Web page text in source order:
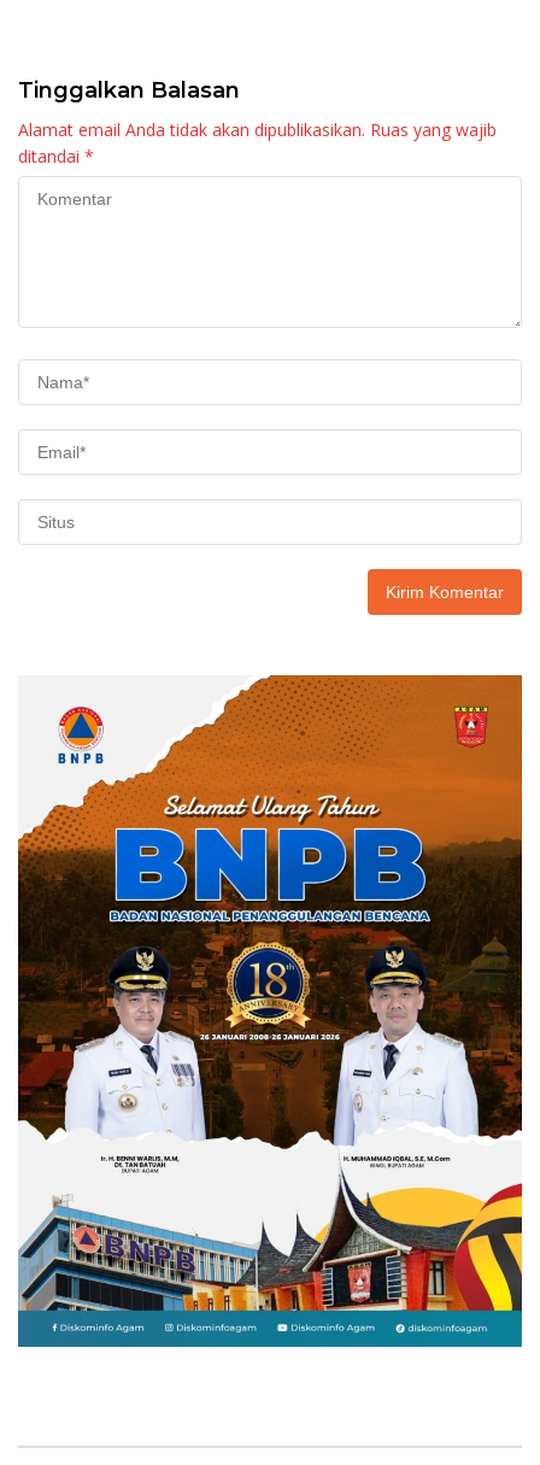
Tinggalkan Balasan
Alamat email Anda tidak akan dipublikasikan. Ruas yang wajib
ditandai *